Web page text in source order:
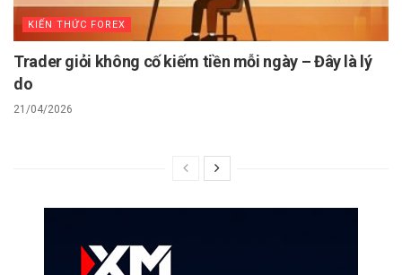
KIẾN THỨC FOREX
Trader giỏi không cố kiếm tiền mỗi ngày – Đây là lý
do
21/04/2026